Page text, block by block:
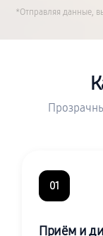
*Отправляя данные,
01
Приём и